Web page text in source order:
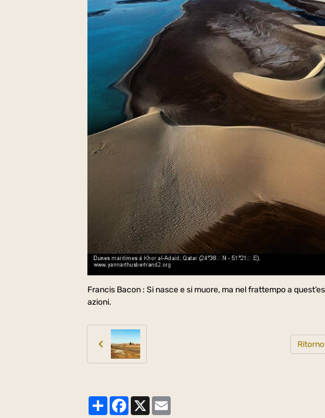
Francis Bacon : Si nasce e si muore, ma nel frattempo a
azioni.
Ritorno
PartagerFacebook
X